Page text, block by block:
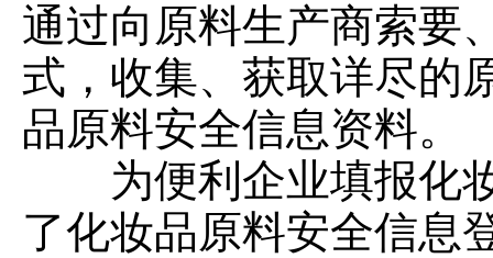
通过向原料生产商索要
式，收集、获取详尽的
品原料安全信息资料。
为便利企业填报化妆
了化妆品原料安全信息